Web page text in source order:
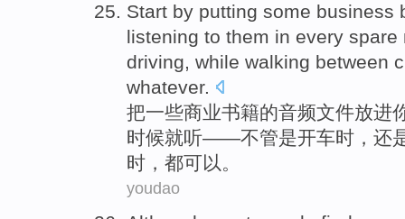
Start by putting some business
listening to them in every spare
driving, while walking between
whatever.
把一些商业书籍的音频文件放进
时候就听——不管是开车时，还
时，都可以。
youdao